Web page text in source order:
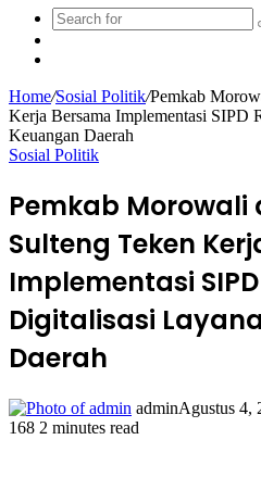
Home/Sosial Politik/Pemkab
Kerja Bersama Implementasi SIPD
Keuangan Daerah
Sosial Politik
Pemkab Morowali
Sulteng Teken
Implementasi
Digitalisasi
Daerah
adminAgustus 4,
168 2 minutes read